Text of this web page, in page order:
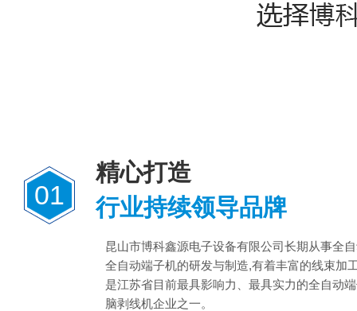
01
精心打造
行业持续领导品牌
昆山市博科鑫源电子设备有限公司长期从事全
全自动端子机的研发与制造,有着丰富的线束加
是江苏省目前最具影响力、最具实力的全自动
脑剥线机企业之一。